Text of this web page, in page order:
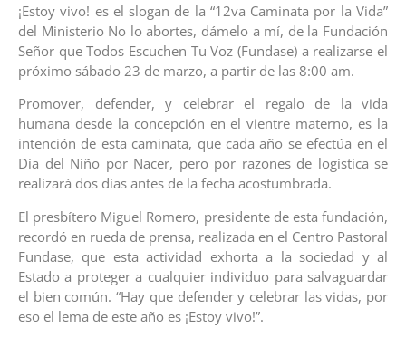
¡Estoy vivo! es el slogan de la “12va Caminata por la Vida”
del Ministerio No lo abortes, dámelo a mí, de la Fundación
Señor que Todos Escuchen Tu Voz (Fundase) a realizarse el
próximo sábado 23 de marzo, a partir de las 8:00 am.
Promover, defender, y celebrar el regalo de la vida
humana desde la concepción en el vientre materno, es la
intención de esta caminata, que cada año se efectúa en el
Día del Niño por Nacer, pero por razones de logística se
realizará dos días antes de la fecha acostumbrada.
El presbítero Miguel Romero, presidente de esta fundación,
recordó en rueda de prensa, realizada en el Centro Pastoral
Fundase, que esta actividad exhorta a la sociedad y al
Estado a proteger a cualquier individuo para salvaguardar
el bien común. “Hay que defender y celebrar las vidas, por
eso el lema de este año es ¡Estoy vivo!”.